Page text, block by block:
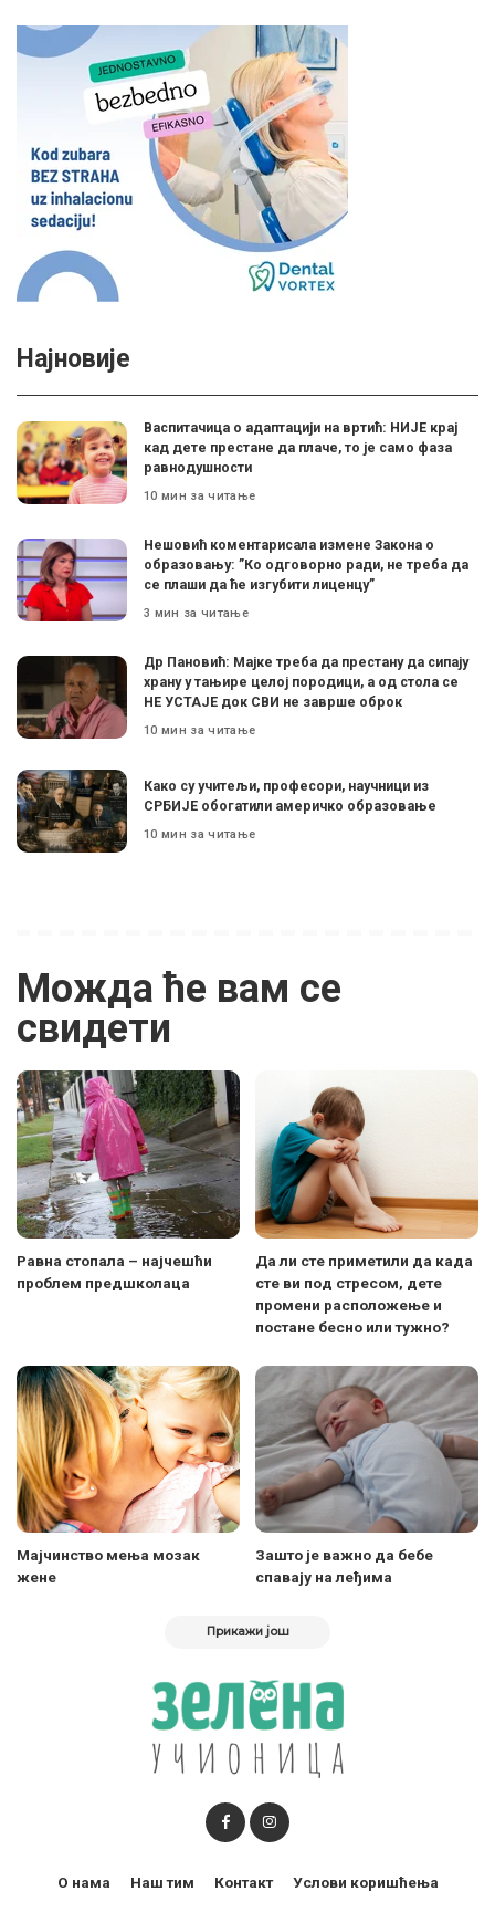
Најновије
Васпитачица о адаптацији на вртић: НИЈЕ крај
кад дете престане да плаче, то је само фаза
равнодушности
10 мин за читање
Нешовић коментарисала измене Закона о
образовању: ”Ко одговорно ради, не треба да
се плаши да ће изгубити лиценцу”
3 мин за читање
Др Пановић: Мајке треба да престану да сипају
храну у тањире целој породици, а од стола се
НЕ УСТАЈЕ док СВИ не заврше оброк
10 мин за читање
Како су учитељи, професори, научници из
СРБИЈЕ обогатили америчко образовање
10 мин за читање
Можда ће вам се
свидети
Равна стопала – најчешћи
проблем предшколаца
Да ли сте приметили да када
сте ви под стресом, дете
промени расположење и
постане бесно или тужно?
Мајчинство мења мозак
жене
Зашто је важно да бебе
спавају на леђима
Прикажи још
О нама Наш тим Контакт Услови коришћења